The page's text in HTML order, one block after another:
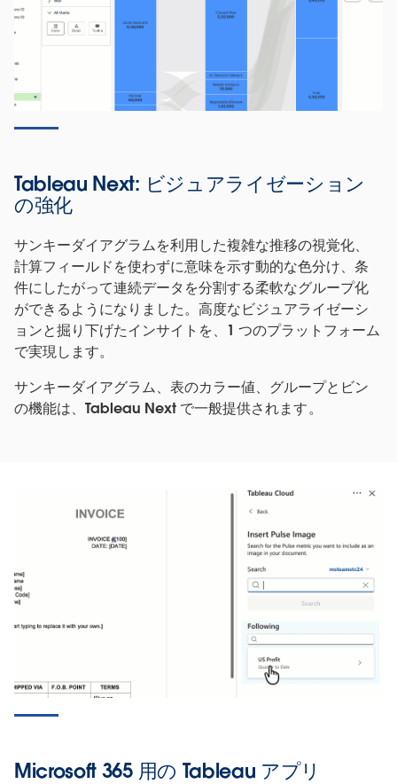
Tableau Next: ビジュアライゼーション
の強化
サンキーダイアグラムを利用した複雑な推移の視覚化、
計算フィールドを使わずに意味を示す動的な色分け、条
件にしたがって連続データを分割する柔軟なグループ化
ができるようになりました。高度なビジュアライゼーシ
ョンと掘り下げたインサイトを、1 つのプラットフォーム
で実現します。
サンキーダイアグラム、表のカラー値、グループとビン
の機能は、Tableau Next で一般提供されます。
Microsoft 365 用の Tableau アプリ